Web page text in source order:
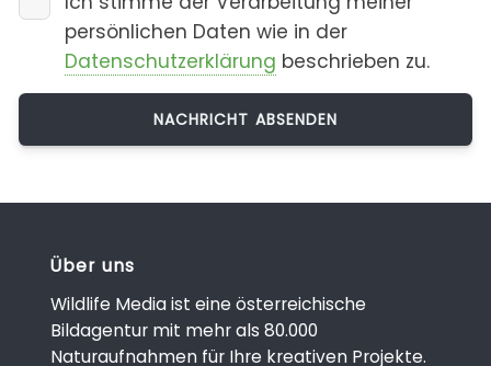
persönlichen Daten wie in der
Datenschutzerklärung beschrieben zu.
Über uns
Wildlife Media ist eine österreichische
Bildagentur mit mehr als 80.000
Naturaufnahmen für Ihre kreativen Projekte.